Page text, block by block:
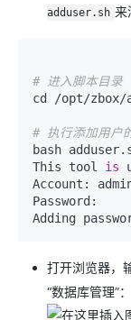
adduser.sh 来
# 进入脚本目录
cd /opt/zbox/
# 执行添加用户
bash
This tool is
Account:
Adding
打开浏览器，
“数据库管理”：